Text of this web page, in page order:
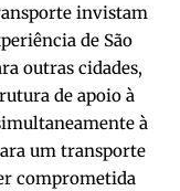
invistam
de São
outras cidades,
de apoio à
à
um transporte
comprometida